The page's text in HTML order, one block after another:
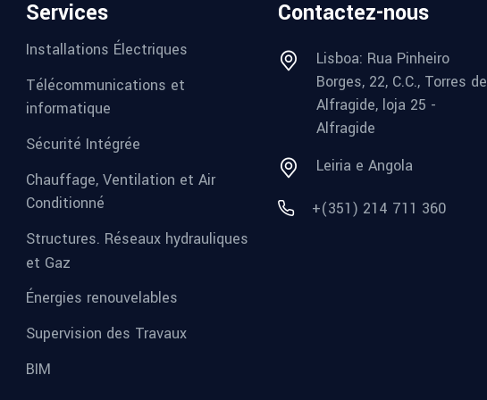
Services
Installations Électriques
Télécommunications et
informatique
Sécurité Intégrée
Chauffage, Ventilation et Air
Conditionné
Structures. Réseaux hydrauliques
et Gaz
Énergies renouvelables
Supervision des Travaux
BIM
Contactez-nous
Lisboa: Rua Pinheiro
Borges, 22, C.C., Torres de
Alfragide, loja 25 -
Alfragide
Leiria e Angola
+(351) 214 711 360